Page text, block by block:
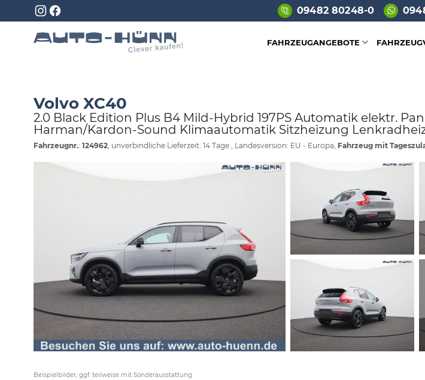
09482 80248-0
FAHRZEUGANGEBOTE
Volvo XC40
2.0 Black Edition Plus B4 Mild-Hybrid 197PS Automatik elektr.
Harman/Kardon-Sound Klimaautomatik Sitzheizung
Fahrzeugnr.: 124962 , unverbindliche Lieferzeit: 14 Tage , Landesversion: EU - Europa, Fahrzeug mit
Beispielbilder, ggf. teilweise mit Sonderausstattung